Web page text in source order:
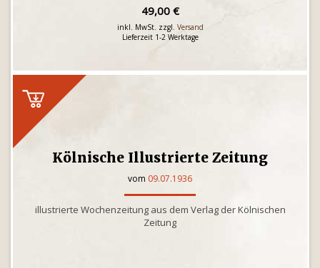
49,00 €
inkl. MwSt. zzgl. Versand
Lieferzeit 1-2 Werktage
Kölnische Illustrierte Zeitung
vom 09.07.1936
illustrierte Wochenzeitung aus dem Verlag der Kölnischen
Zeitung